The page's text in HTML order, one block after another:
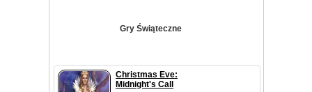
Gry Świąteczne
Christmas Eve:
Midnight's Call